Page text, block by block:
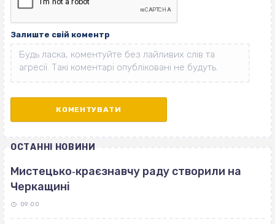
Залиште свій коментр
ОСТАННІ НОВИНИ
Мистецько‐краєзнавчу раду створили на
Черкащині
09:00